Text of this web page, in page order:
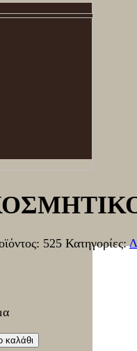
525 Κατηγορίες:
καλάθι